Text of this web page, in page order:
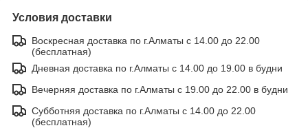
Условия доставки
Воскресная доставка по г.Алматы с 14.00 до 22.00
(бесплатная)
Дневная доставка по г.Алматы с 14.00 до 19.00 в будни
Вечерняя доставка по г.Алматы с 19.00 до 22.00 в будни
Субботняя доставка по г.Алматы с 14.00 до 22.00
(бесплатная)